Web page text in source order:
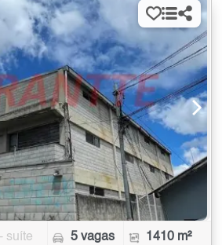
- suíte 5 vagas 1410 m²